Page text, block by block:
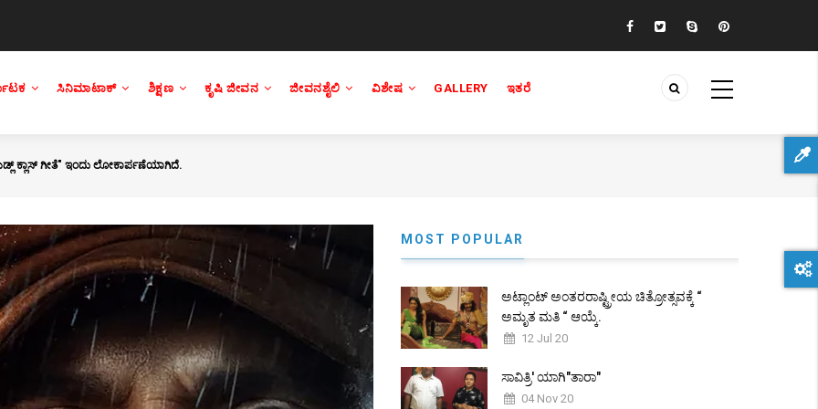
ಸಿನಿಮಾಟಾಕ್ ಶಿಕ್ಷಣ ಕೃಷಿ ಜೀವನ ಜೀವನಶೈಲಿ ವಿಶೇಷ GALLERY ಇತರೆ
ಕ್ಲಾಸ್ ಗೀತೆ" ಇಂದು ಲೋಕಾರ್ಪಣೆಯಾಗಿದೆ.
MOST POPULAR
ಅಟ್ಲಾಂಟ್ ಅಂತರರಾಷ್ಟ್ರೀಯ ಚಿತ್ರೋತ್ಸವಕ್ಕೆ “
ಅಮೃತ ಮತಿ “ ಆಯ್ಕೆ.
12 Jul 20
ಸಾವಿತ್ರಿ' ಯಾಗಿ"ತಾರಾ"
04 Nov 20